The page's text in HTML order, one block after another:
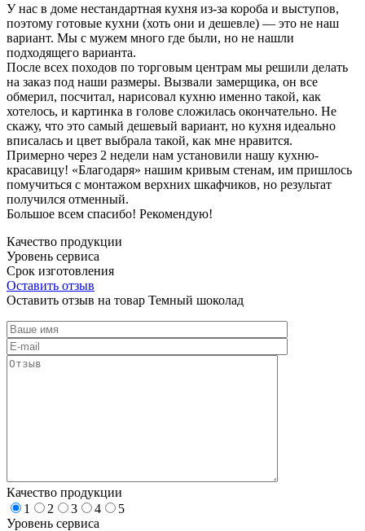
У нас в доме нестандартная кухня из-за короба и выступов,
поэтому готовые кухни (хоть они и дешевле) — это не наш
вариант. Мы с мужем много где были, но не нашли
подходящего варианта.
После всех походов по торговым центрам мы решили делать
на заказ под наши размеры. Вызвали замерщика, он все
обмерил, посчитал, нарисовал кухню именно такой, как
хотелось, и картинка в голове сложилась окончательно. Не
скажу, что это самый дешевый вариант, но кухня идеально
вписалась и цвет выбрала такой, как мне нравится.
Примерно через 2 недели нам установили нашу кухню-
красавицу! «Благодаря» нашим кривым стенам, им пришлось
помучиться с монтажом верхних шкафчиков, но результат
получился отменный.
Большое всем спасибо! Рекомендую!
Качество продукции
Уровень сервиса
Срок изготовления
Оставить отзыв
Оставить отзыв на товар Темный шоколад
Качество продукции
1
2 3 4
5
Уровень сервиса